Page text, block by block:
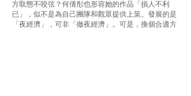
方取態不咬弦？何倩彤也形容她的作品「損人不利
已」，似不是為自己團隊和觀眾提供上策。發展的是
「夜經濟」，可非「徹夜經濟」。可是，換個合適方